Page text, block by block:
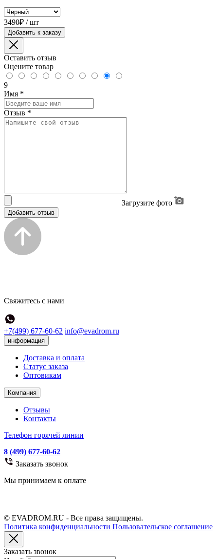
3490₽ / шт
Добавить к заказу
Оставить отзыв
Оцените товар
9
Имя *
Отзыв *
Загрузите фото
Добавить отзыв
Свяжитесь с нами
+7(499) 677-60-62 info@evadrom.ru
информация
Доставка и оплата
Статус заказа
Оптовикам
Компания
Отзывы
Контакты
Телефон горячей линии
8 (499) 677-60-62
Заказать звонок
Мы принимаем к оплате
© EVADROM.RU - Все права защищены.
Политика конфиденциальности Пользовательское соглашение
Заказать звонок